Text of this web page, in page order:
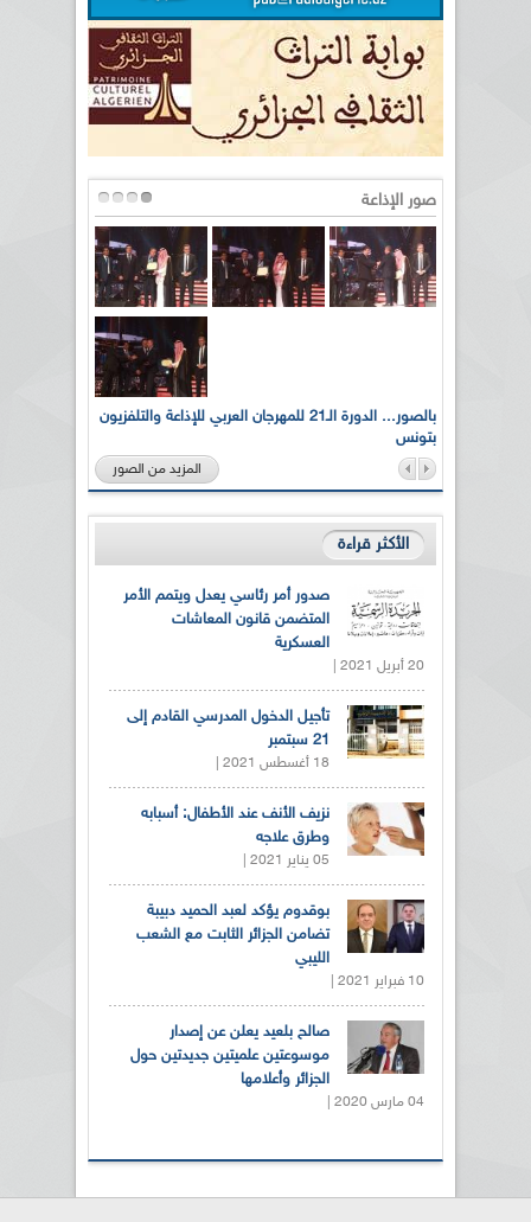
صور الإذاعة
بالصور... الدورة الـ21 للمهرجان العربي للإذاعة والتلفزيون
بتونس
المزيد من الصور
الأكثر قراءة
صدور أمر رئاسي يعدل ويتمم الأمر
المتضمن قانون المعاشات
العسكرية
20 أبريل 2021 |
تأجيل الدخول المدرسي القادم إلى
21 سبتمبر
18 أغسطس 2021 |
نزيف الأنف عند الأطفال: أسبابه
وطرق علاجه
05 يناير 2021 |
بوقدوم يؤكد لعبد الحميد دبيبة
تضامن الجزائر الثابت مع الشعب
الليبي
10 فبراير 2021 |
صالح بلعيد يعلن عن إصدار
موسوعتين علميتين جديدتين حول
الجزائر وأعلامها
04 مارس 2020 |